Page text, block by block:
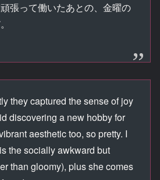
張って働いたあとの、金曜の
they captured the sense of joy
discovering a new hobby for
aesthetic too, so pretty. I
the socially awkward but
than gloomy), plus she comes